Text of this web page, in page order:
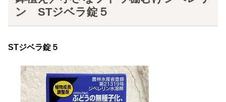
ン STジベラ錠５
STジベラ錠５